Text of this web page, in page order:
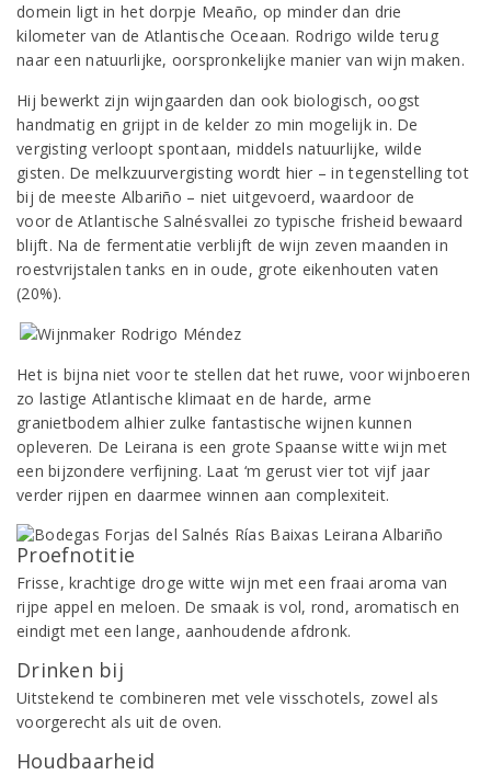
domein ligt in het dorpje Meaño, op minder dan drie
kilometer van de Atlantische Oceaan. Rodrigo wilde terug
naar een natuurlijke, oorspronkelijke manier van wijn maken.
Hij bewerkt zijn wijngaarden dan ook biologisch, oogst
handmatig en grijpt in de kelder zo min mogelijk in. De
vergisting verloopt spontaan, middels natuurlijke, wilde
gisten. De melkzuurvergisting wordt hier – in tegenstelling tot
bij de meeste Albariño – niet uitgevoerd, waardoor de
voor de Atlantische Salnésvallei zo typische frisheid bewaard
blijft. Na de fermentatie verblijft de wijn zeven maanden in
roestvrijstalen tanks en in oude, grote eikenhouten vaten
(20%).
Het is bijna niet voor te stellen dat het ruwe, voor wijnboeren
zo lastige Atlantische klimaat en de harde, arme
granietbodem alhier zulke fantastische wijnen kunnen
opleveren. De Leirana is een grote Spaanse witte wijn met
een bijzondere verfijning. Laat ‘m gerust vier tot vijf jaar
verder rijpen en daarmee winnen aan complexiteit.
Proefnotitie
Frisse, krachtige droge witte wijn met een fraai aroma van
rijpe appel en meloen. De smaak is vol, rond, aromatisch en
eindigt met een lange, aanhoudende afdronk.
Drinken bij
Uitstekend te combineren met vele visschotels, zowel als
voorgerecht als uit de oven.
Houdbaarheid